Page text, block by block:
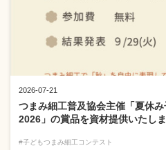
2026-07-21
つまみ細工普及協会主催「夏休
2026」の賞品を資材提供いたし
#子どもつまみ細工コンテスト